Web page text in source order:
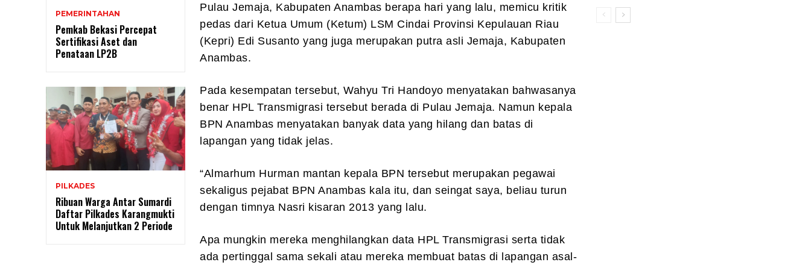
PEMERINTAHAN
Pemkab Bekasi Percepat
Sertifikasi Aset dan
Penataan LP2B
PILKADES
Ribuan Warga Antar Sumardi
Daftar Pilkades Karangmukti
Untuk Melanjutkan 2 Periode
Pulau Jemaja, Kabupaten Anambas berapa hari yang lalu, memicu kritik
pedas dari Ketua Umum (Ketum) LSM Cindai Provinsi Kepulauan Riau
(Kepri) Edi Susanto yang juga merupakan putra asli Jemaja, Kabupaten
Anambas.
Pada kesempatan tersebut, Wahyu Tri Handoyo menyatakan bahwasanya
benar HPL Transmigrasi tersebut berada di Pulau Jemaja. Namun kepala
BPN Anambas menyatakan banyak data yang hilang dan batas di
lapangan yang tidak jelas.
“Almarhum Hurman mantan kepala BPN tersebut merupakan pegawai
sekaligus pejabat BPN Anambas kala itu, dan seingat saya, beliau turun
dengan timnya Nasri kisaran 2013 yang lalu.
Apa mungkin mereka menghilangkan data HPL Transmigrasi serta tidak
ada pertinggal sama sekali atau mereka membuat batas di lapangan asal-